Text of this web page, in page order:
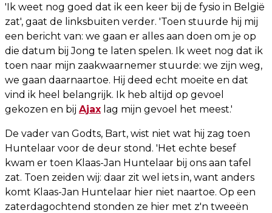
'Ik weet nog goed dat ik een keer bij de fysio in België
zat', gaat de linksbuiten verder. 'Toen stuurde hij mij
een bericht van: we gaan er alles aan doen om je op
die datum bij Jong te laten spelen. Ik weet nog dat ik
toen naar mijn zaakwaarnemer stuurde: we zijn weg,
we gaan daarnaartoe. Hij deed echt moeite en dat
vind ik heel belangrijk. Ik heb altijd op gevoel
gekozen en bij Ajax lag mijn gevoel het meest.'
De vader van Godts, Bart, wist niet wat hij zag toen
Huntelaar voor de deur stond. 'Het echte besef
kwam er toen Klaas-Jan Huntelaar bij ons aan tafel
zat. Toen zeiden wij: daar zit wel iets in, want anders
komt Klaas-Jan Huntelaar hier niet naartoe. Op een
zaterdagochtend stonden ze hier met z'n tweeën